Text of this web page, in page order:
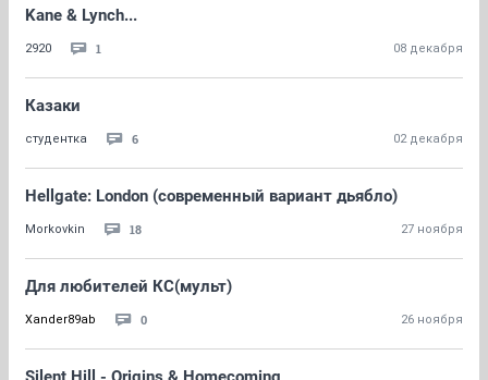
Kane & Lynch...
2920 1 08 декабря
Казаки
студентка 6 02 декабря
Hellgate: London (современный вариант дьябло)
Morkovkin 18 27 ноября
Для любителей КС(мульт)
Xander89ab 0 26 ноября